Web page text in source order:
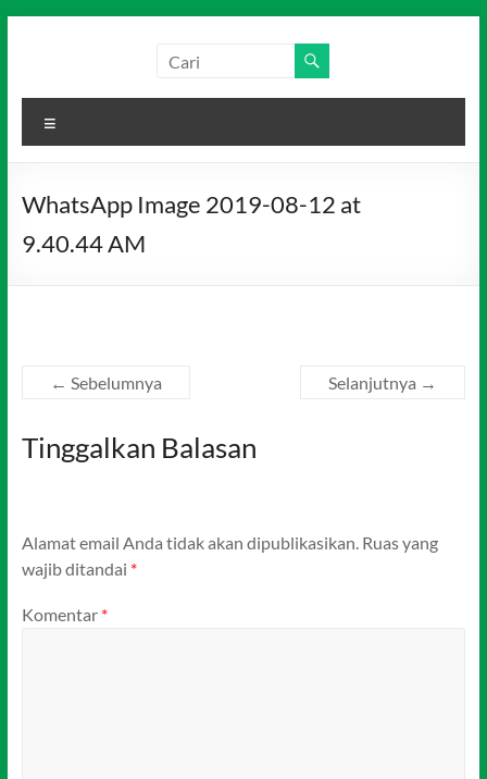
Media
Indonesia
Indonesia
WhatsApp Image 2019-08-12 at
9.40.44 AM
← Sebelumnya Selanjutnya →
Tinggalkan Balasan
Alamat email Anda tidak akan dipublikasikan. Ruas yang
wajib ditandai *
Komentar *